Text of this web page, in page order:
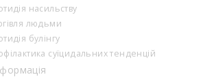
насильству
людьми
булінгу
суїцидальних тенденцій